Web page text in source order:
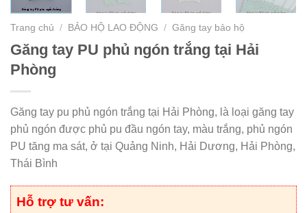
Trang chủ / BẢO HỘ LAO ĐỘNG / Găng tay bảo hộ
Găng tay PU phủ ngón trắng tại Hải
Phòng
Găng tay pu phủ ngón trắng tại Hải Phòng, là loại găng tay
phủ ngón được phủ pu đầu ngón tay, màu trắng, phủ ngón
PU tăng ma sát, ở tại Quảng Ninh, Hải Dương, Hải Phòng,
Thái Bình
Hỗ trợ tư vấn: